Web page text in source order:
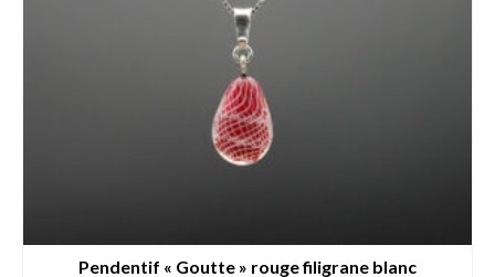
Pendentif « Goutte » rouge filigrane blanc